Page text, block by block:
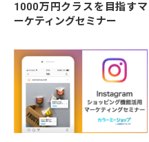
1000万円クラスを目指すマ
ーケティングセミナー